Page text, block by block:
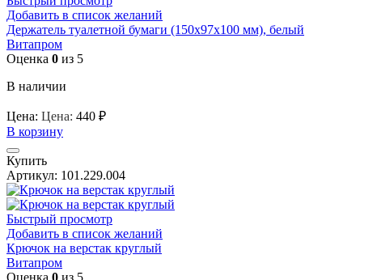
Добавить в список желаний
Держатель туалетной бумаги (150x97x100 мм), белый
Витапром
Оценка 0 из 5
В наличии
Цена: Цена: 440 ₽
В корзину
Купить
Артикул: 101.229.004
Быстрый просмотр
Добавить в список желаний
Крючок на верстак круглый
Витапром
Оценка 0 из 5